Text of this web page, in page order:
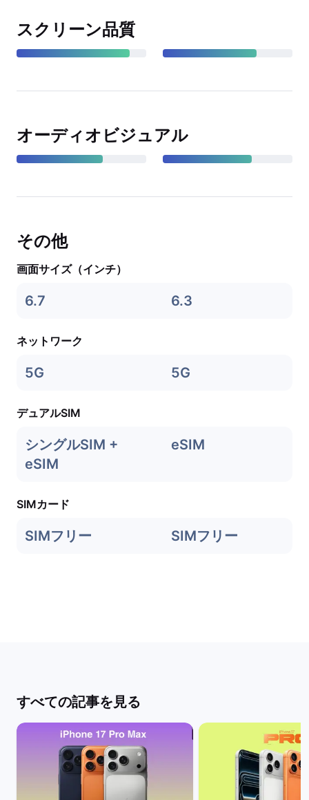
スクリーン品質
オーディオビジュアル
その他
画面サイズ（インチ）
6.7 6.3
ネットワーク
5G 5G
デュアルSIM
シングルSIM +
eSIM
eSIM
SIMカード
SIMフリー SIMフリー
すべての記事を見る